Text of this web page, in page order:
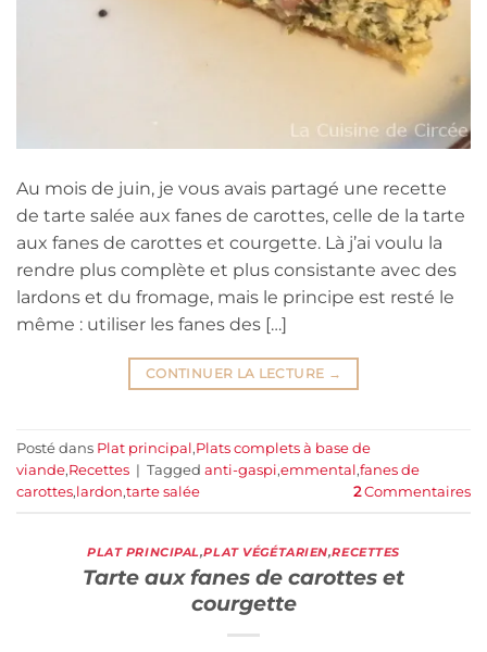
Au mois de juin, je vous avais partagé une recette
de tarte salée aux fanes de carottes, celle de la tarte
aux fanes de carottes et courgette. Là j’ai voulu la
rendre plus complète et plus consistante avec des
lardons et du fromage, mais le principe est resté le
même : utiliser les fanes des […]
CONTINUER LA LECTURE →
Posté dans Plat principal ,Plats complets à base de
viande,Recettes | Tagged anti-gaspi,emmental ,fanes de
carottes,lardon,tarte salée 2Commentaires
PLAT PRINCIPAL,PLAT VÉGÉTARIEN,RECETTES
Tarte aux fanes de carottes et
courgette